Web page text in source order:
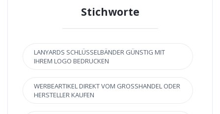
Stichworte
LANYARDS SCHLÜSSELBÄNDER GÜNSTIG MIT
IHREM LOGO BEDRUCKEN
WERBEARTIKEL DIREKT VOM GROSSHANDEL ODER H
ERSTELLER KAUFEN